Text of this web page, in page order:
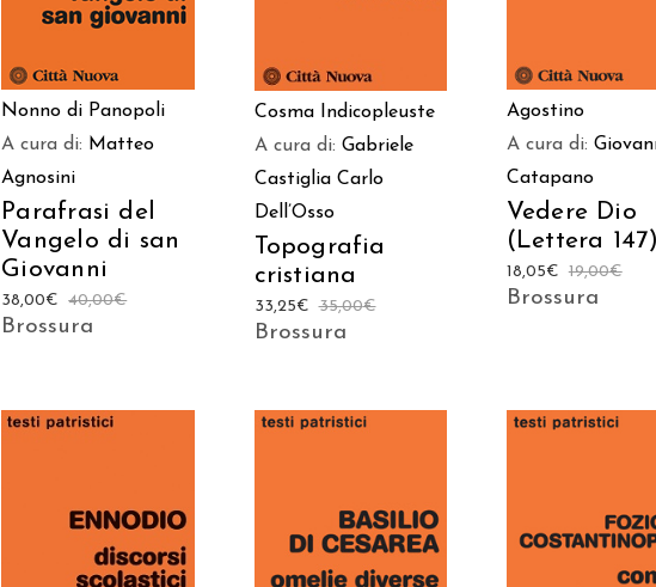
Nonno di Panopoli
A cura di: Matteo
Agnosini
Parafrasi del
Vangelo di san
Giovanni
40,00€
38,00€
Brossura
Cosma Indicopleuste
A cura di: Gabriele
Castiglia Carlo
Dell’Osso
Topografia
cristiana
35,00€
33,25€
Brossura
Agostino
A cura di:
Catapano
Vedere Dio
(Lettera
19,00€
18,05€
Brossura
CARRELLO
AGGIUNGI AL
CARRELLO
AGGIUNGI AL
CARRELLO